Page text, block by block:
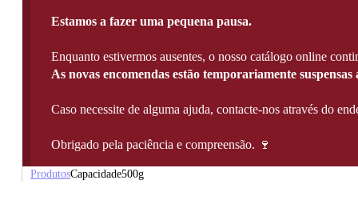
Estamos a fazer uma pequena pausa.
Enquanto estivermos ausentes, o nosso catálogo online
As novas encomendas estão temporariamente suspensas
Caso necessite de alguma ajuda, contacte-nos através do
Obrigado pela paciência e compreensão. 🍷
ProdutosCapacidade500g